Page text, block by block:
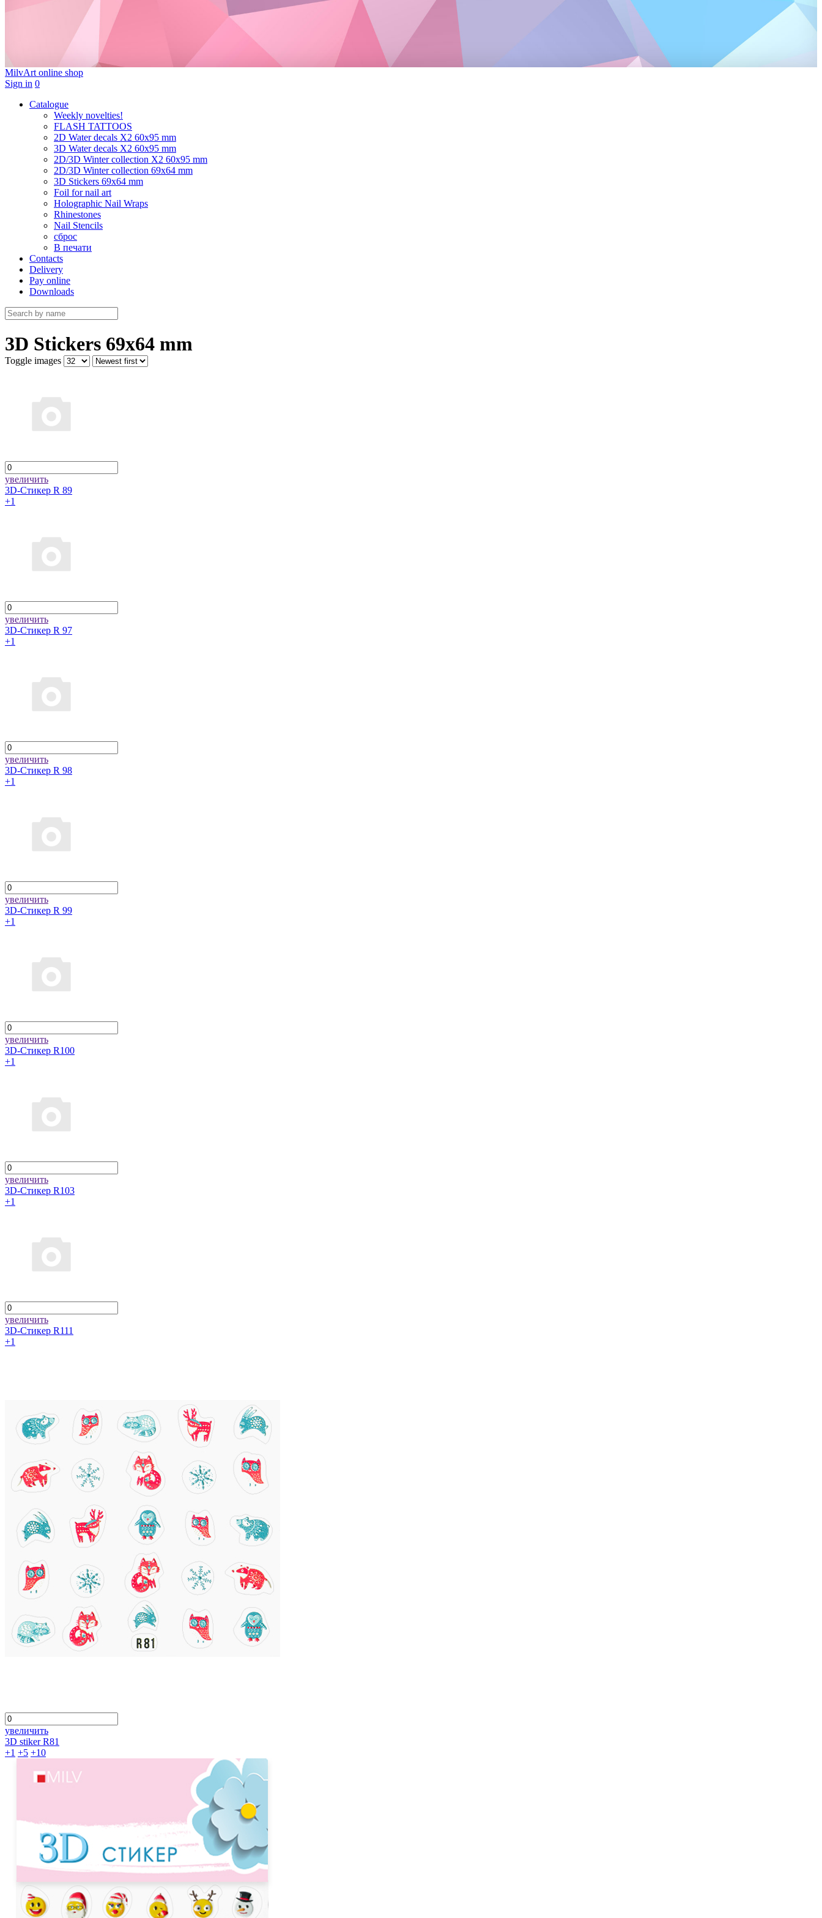
MilvArt online shop
Sign in 0
Catalogue
Weekly novelties!
FLASH TATTOOS
2D Water decals X2 60х95 mm
3D Water decals X2 60х95 mm
2D/3D Winter collection X2 60х95 mm
2D/3D Winter collection 69х64 mm
3D Stickers 69х64 mm
Foil for nail art
Holographic Nail Wraps
Rhinestones
Nail Stencils
сброс
В печати
Contacts
Delivery
Pay online
Downloads
3D Stickers 69х64 mm
Toggle images
увеличить
3D-Стикер R 89
+1
увеличить
3D-Стикер R 97
+1
увеличить
3D-Стикер R 98
+1
увеличить
3D-Стикер R 99
+1
увеличить
3D-Стикер R100
+1
увеличить
3D-Стикер R103
+1
увеличить
3D-Стикер R111
+1
увеличить
3D stiker R81
+1 +5 +10